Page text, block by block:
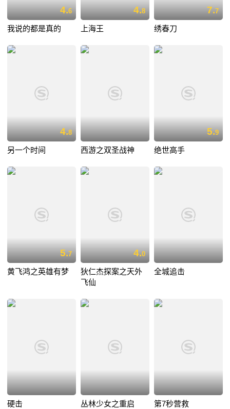
4.6
我说的都是真的
4.8
上海王
7.7
绣春刀
4.8
另一个时间 西游之双圣战神
5.9
绝世高手
5.7
黄飞鸿之英雄有梦
4.0
狄仁杰探案之天外
飞仙
全城追击
硬击 丛林少女之重启 第7秒营救